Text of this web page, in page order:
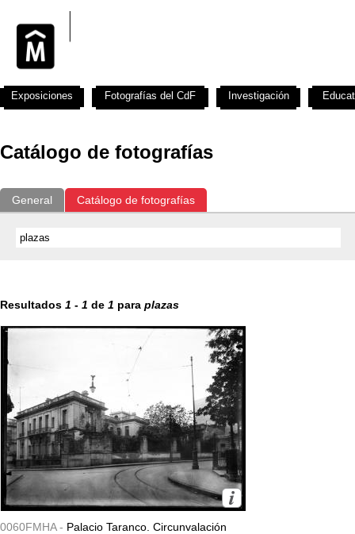
Catálogo de fotografías
General Catálogo de fotografías
Resultados 1 - 1 de 1 para plazas
0060FMHA - Palacio Taranco. Circunvalación
Exposiciones Fotografías del CdF Investigación